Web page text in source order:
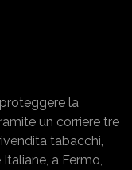
la
un corriere tre
tabacchi,
a Fermo,